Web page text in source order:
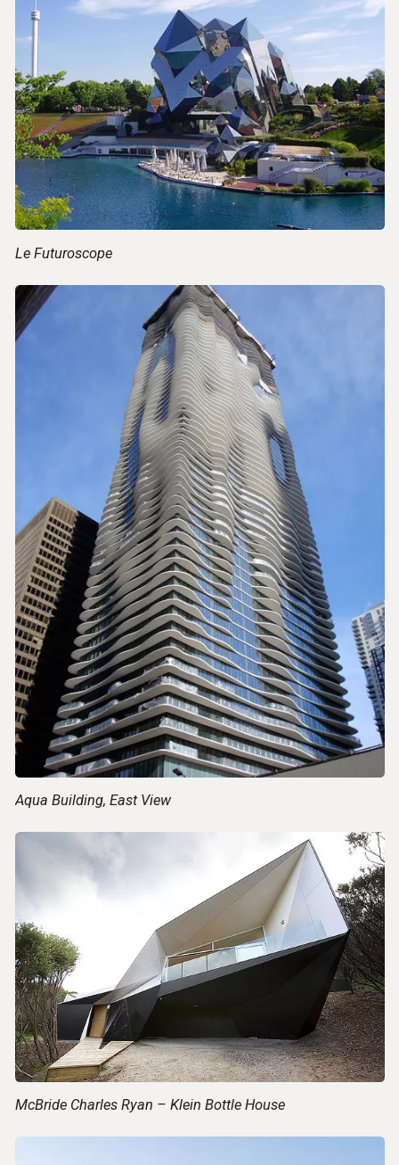
Le Futuroscope
Aqua Building, East View
McBride Charles Ryan – Klein Bottle House